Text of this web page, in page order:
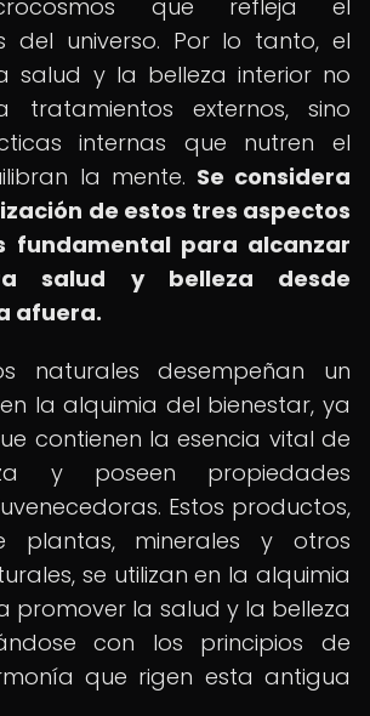
que refleja el
del universo. Por lo tanto, el
salud y la belleza interior no
tratamientos externos, sino
internas que nutren el
la mente. Se considera
de estos tres aspectos
fundamental para alcanzar
salud y belleza desde
afuera.
naturales desempeñan un
la alquimia del bienestar, ya
contienen la esencia vital de
y poseen propiedades
Estos productos,
plantas, minerales y otros
se utilizan en la alquimia
promover la salud y la belleza
con los principios de
que rigen esta antigua